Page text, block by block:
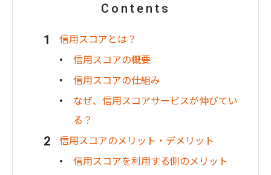
Contents
信用スコアとは？
信用スコアの概要
信用スコアの仕組み
なぜ、信用スコアサービスが伸びてい
る？
信用スコアのメリット・デメリット
信用スコアを利用する側のメリット